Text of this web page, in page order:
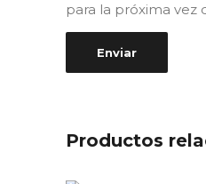
para la próxima vez
Productos